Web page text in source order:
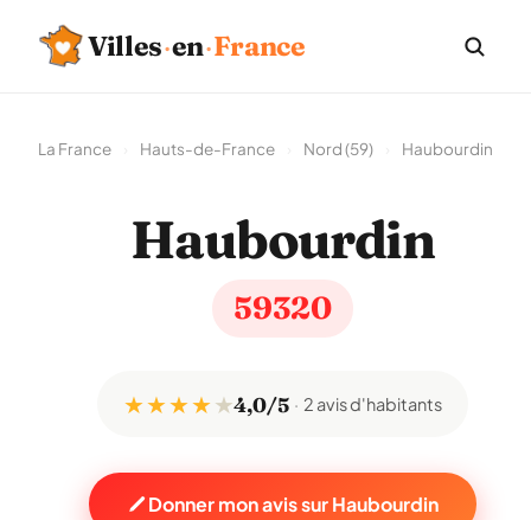
Villes·en·France
La France Hauts-de-France Nord (59) Haubourdin
Haubourdin
59320
★ ★ ★ ★★4,0/5 2 avis d'habitants
Donner mon avis sur Haubourdin